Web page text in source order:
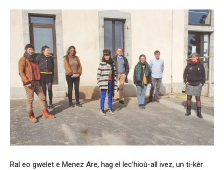
Ral eo gwelet e Menez Are, hag el lec’hioù-all ivez, un ti-kêr